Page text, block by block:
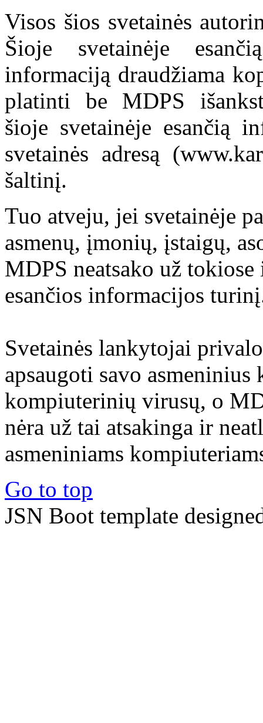
Visos šios svetainės
Šioje svetainėje
informaciją draudžiama
platinti be MDPS
šioje svetainėje esančią
svetainės adresą
šaltinį.
Tuo atveju, jei svetainėje
asmenų, įmonių, įstaigų,
MDPS neatsako už tokiose
esančios informacijos
Svetainės lankytojai
apsaugoti savo
kompiuterinių virusų, o
nėra už tai atsakinga ir
asmeniniams
Go to top
JSN Boot template